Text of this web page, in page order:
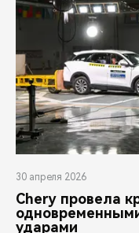
30 апреля 2026
Chery провела
ударами